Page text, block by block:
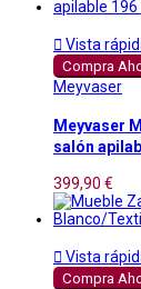
 Vista
Compra
Meyvaser
Meyvaser
salón
399,90 €
 Vista
Compra